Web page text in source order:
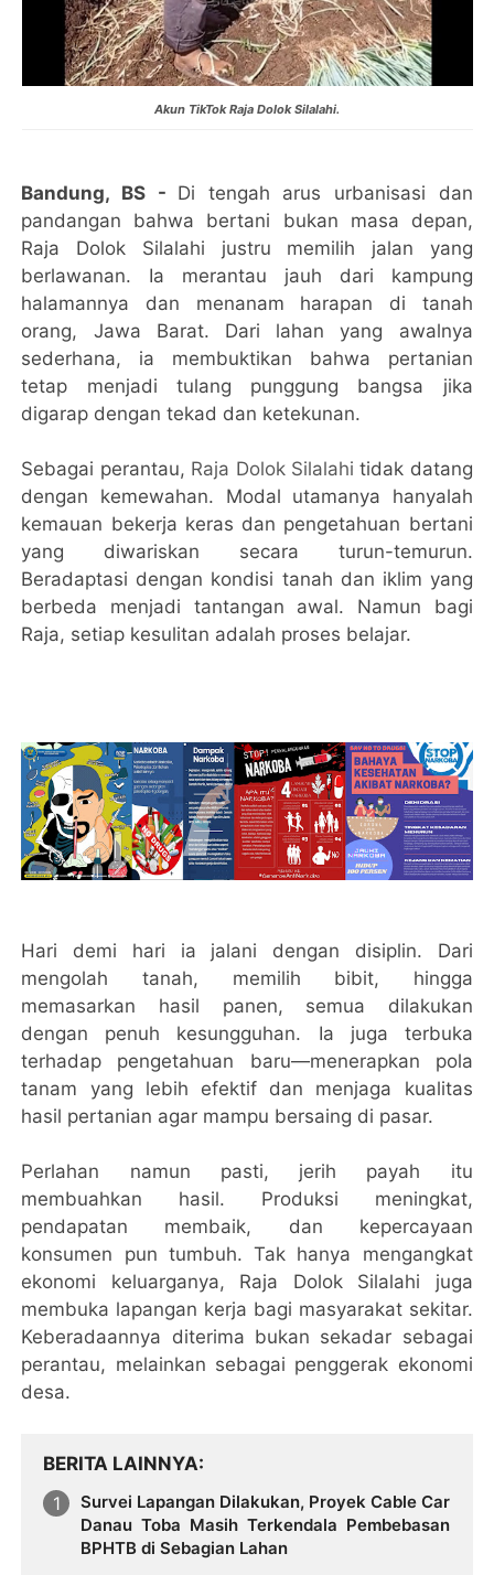
Akun TikTok Raja Dolok Silalahi.
Bandung, BS - Di tengah arus urbanisasi dan
pandangan bahwa bertani bukan masa depan,
Raja Dolok Silalahi justru memilih jalan yang
berlawanan. Ia merantau jauh dari kampung
halamannya dan menanam harapan di tanah
orang, Jawa Barat. Dari lahan yang awalnya
sederhana, ia membuktikan bahwa pertanian
tetap menjadi tulang punggung bangsa jika
digarap dengan tekad dan ketekunan.
Sebagai perantau, Raja Dolok Silalahitidak datang
dengan kemewahan. Modal utamanya hanyalah
kemauan bekerja keras dan pengetahuan bertani
yang diwariskan secara turun-temurun.
Beradaptasi dengan kondisi tanah dan iklim yang
berbeda menjadi tantangan awal. Namun bagi
Raja, setiap kesulitan adalah proses belajar.
Hari demi hari ia jalani dengan disiplin. Dari
mengolah tanah, memilih bibit, hingga
memasarkan hasil panen, semua dilakukan
dengan penuh kesungguhan. Ia juga terbuka
terhadap pengetahuan baru—menerapkan pola
tanam yang lebih efektif dan menjaga kualitas
hasil pertanian agar mampu bersaing di pasar.
Perlahan namun pasti, jerih payah itu
membuahkan hasil. Produksi meningkat,
pendapatan membaik, dan kepercayaan
konsumen pun tumbuh. Tak hanya mengangkat
ekonomi keluarganya, Raja Dolok Silalahi juga
membuka lapangan kerja bagi masyarakat sekitar.
Keberadaannya diterima bukan sekadar sebagai
perantau, melainkan sebagai penggerak ekonomi
desa.
BERITA LAINNYA
Survei Lapangan Dilakukan, Proyek Cable Car
Danau Toba Masih Terkendala Pembebasan
BPHTB di Sebagian Lahan